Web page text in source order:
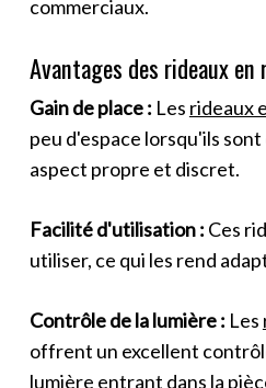
commerciaux.
Avantages des rideaux en
Gain de place : Les rideaux
peu d'espace lorsqu'ils
aspect propre et discret.
Facilité d'utilisation : Ces
utiliser, ce qui les rend
Contrôle de la lumière : Les
offrent un excellent
lumière entrant dans la